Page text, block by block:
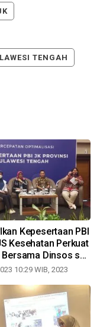
TENGAH
Kepesertaan PBI
Kesehatan Perkuat
Dinsos se-
Tengah
10:29 WIB, 2023